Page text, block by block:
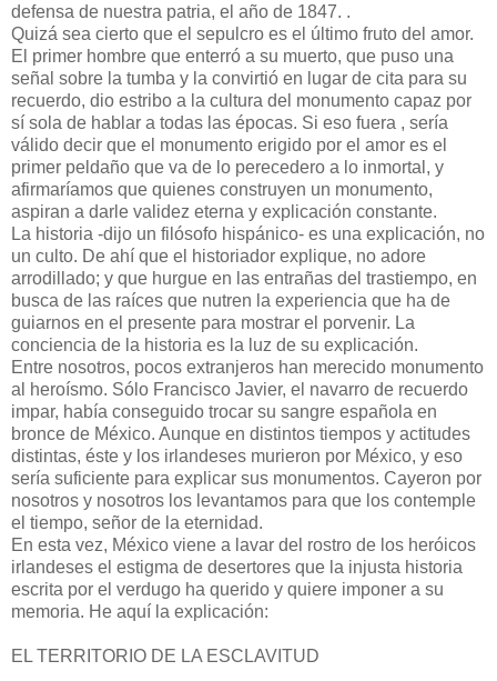
defensa de nuestra patria, el año de 1847. .
Quizá sea cierto que el sepulcro es el último fruto del amor.
El primer hombre que enterró a su muerto, que puso una
señal sobre la tumba y la convirtió en lugar de cita para su
recuerdo, dio estribo a la cultura del monumento capaz por
sí sola de hablar a todas las épocas. Si eso fuera , sería
válido decir que el monumento erigido por el amor es el
primer peldaño que va de lo perecedero a lo inmortal, y
afirmaríamos que quienes construyen un monumento,
aspiran a darle validez eterna y explicación constante.
La historia -dijo un filósofo hispánico- es una explicación, no
un culto. De ahí que el historiador explique, no adore
arrodillado; y que hurgue en las entrañas del trastiempo, en
busca de las raíces que nutren la experiencia que ha de
guiarnos en el presente para mostrar el porvenir. La
conciencia de la historia es la luz de su explicación.
Entre nosotros, pocos extranjeros han merecido monumento
al heroísmo. Sólo Francisco Javier, el navarro de recuerdo
impar, había conseguido trocar su sangre española en
bronce de México. Aunque en distintos tiempos y actitudes
distintas, éste y los irlandeses murieron por México, y eso
sería suficiente para explicar sus monumentos. Cayeron por
nosotros y nosotros los levantamos para que los contemple
el tiempo, señor de la eternidad.
En esta vez, México viene a lavar del rostro de los heróicos
irlandeses el estigma de desertores que la injusta historia
escrita por el verdugo ha querido y quiere imponer a su
memoria. He aquí la explicación:
EL TERRITORIO DE LA ESCLAVITUD